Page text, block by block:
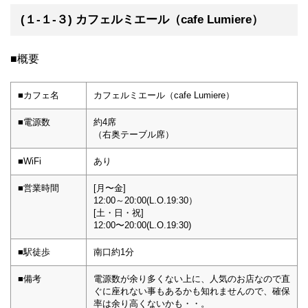
(１-１-３) カフェルミエール（cafe Lumiere）
■概要
■カフェ名 カフェルミエール（cafe Lumiere）
■電源数
約4席
（右奥テーブル席）
■WiFi あり
■営業時間
[月〜金]
12:00～20:00(L.O.19:30）
[土・日・祝]
12:00〜20:00(L.O.19:30)
■駅徒歩 南口約1分
■備考
電源数が余り多くない上に、人気のお店なので直
ぐに座れない事もあるかも知れませんので、確保
率は余り高くないかも・・。